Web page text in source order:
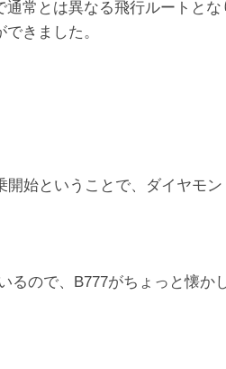
常とは異なる飛行ルートとな
きました。
始ということで、ダイヤモン
るので、B777がちょっと懐か